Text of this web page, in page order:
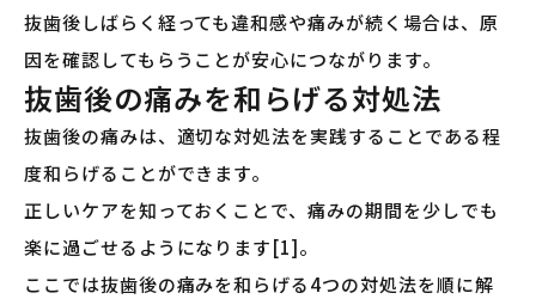
抜歯後しばらく経っても違和感や痛みが続く場合は、原
因を確認してもらうことが安心につながります。
抜歯後の痛みを和らげる対処法
抜歯後の痛みは、適切な対処法を実践することである程
度和らげることができます。
正しいケアを知っておくことで、痛みの期間を少しでも
楽に過ごせるようになります[1]。
ここでは抜歯後の痛みを和らげる4つの対処法を順に解